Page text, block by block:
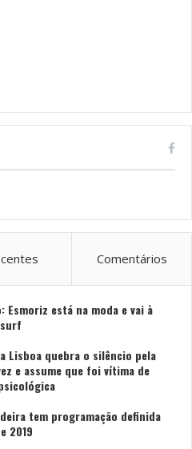
Comentários
Esmoriz está na moda e vai à
Lisboa quebra o silêncio pela
e assume que foi vítima de
tem programação definida
2019